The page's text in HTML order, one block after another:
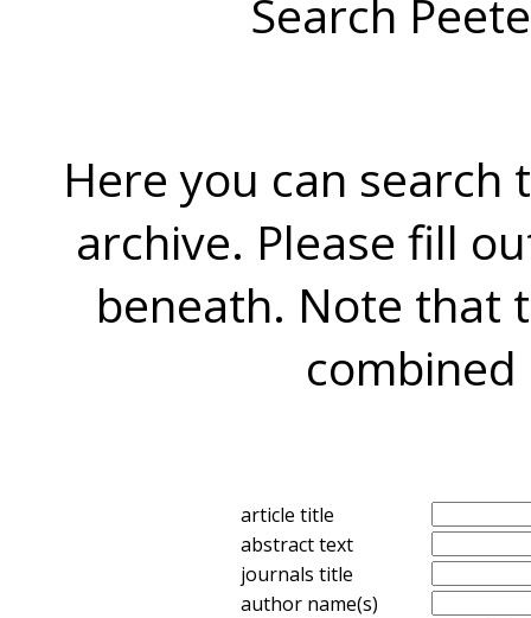
Search
Here you can search
archive. Please fill
beneath. Note that
combined
article title
abstract text
journals title
author name(s)